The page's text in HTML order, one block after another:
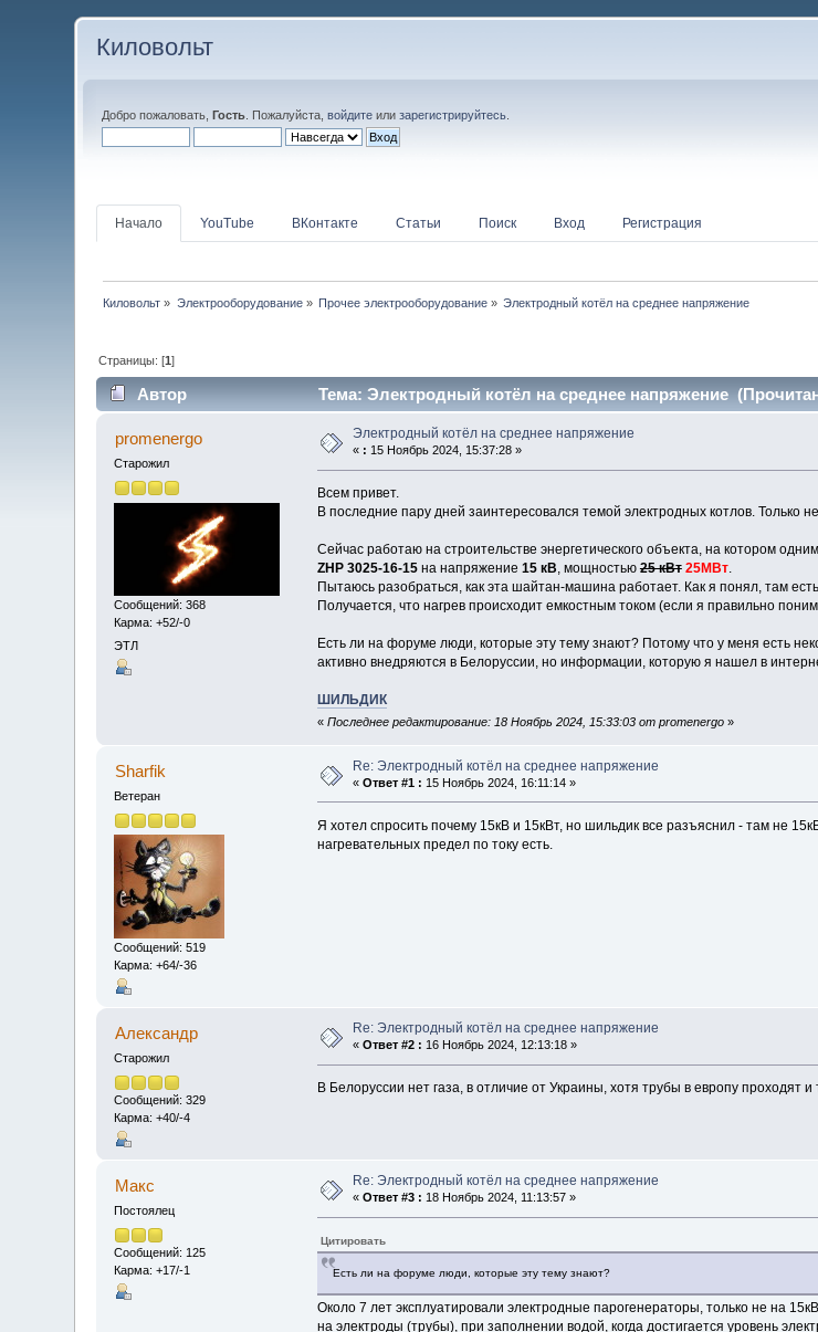
Киловольт
Добро пожаловать,Гость . Пожалуйста,войдите илизарегистрируйтесь
Начало YouTube ВКонтакте Статьи Поиск Вход Регистрация
Киловольт » Электрооборудование» Прочее электрооборудование » Электродный котёл на среднее напряжение
Страницы: [1]
Автор Тема: Электродный котёл на среднее напряжение
promenergo
Старожил
Сообщений: 368
Карма: +52/-0
ЭТЛ
Электродный котёл на среднее напряжение
« : 15 Ноябрь 2024, 15:37:28 »
Всем привет.
В последние пару дней заинтересовался темой электродных котлов. Только
Сейчас работаю на строительстве энергетического объекта, на котором
ZHP 3025-16-15на напряжение 15 кВ, мощностью25 кВт 25МВт.
Пытаюсь разобраться, как эта шайтан-машина работает. Как я понял, там
Получается, что нагрев происходит емкостным током (если я правильно
Есть ли на форуме люди, которые эту тему знают? Потому что у меня есть
активно внедряются в Белоруссии, но информации, которую я нашел в
ШИЛЬДИК
« Последнее редактирование: 18 Ноябрь 2024, 15:33:03 от promenergo»
Sharfik
Ветеран
Сообщений: 519
Карма: +64/-36
Re: Электродный котёл на среднее напряжение
«Ответ #1 : 15 Ноябрь 2024, 16:11:14 »
Я хотел спросить почему 15кВ и 15кВт, но шильдик все разъяснил - там не
нагревательных предел по току есть.
Алексaндр
Старожил
Сообщений: 329
Карма: +40/-4
Re: Электродный котёл на среднее напряжение
«Ответ #2 : 16 Ноябрь 2024, 12:13:18 »
В Белоруссии нет газа, в отличие от Украины, хотя трубы в европу проходят и
Макс
Постоялец
Сообщений: 125
Карма: +17/-1
Re: Электродный котёл на среднее напряжение
«Ответ #3 : 18 Ноябрь 2024, 11:13:57 »
Цитировать
Есть ли на форуме люди, которые эту тему знают?
Около 7 лет эксплуатировали электродные парогенераторы, только не на
на электроды (трубы), при заполнении водой, когда достигается уровень